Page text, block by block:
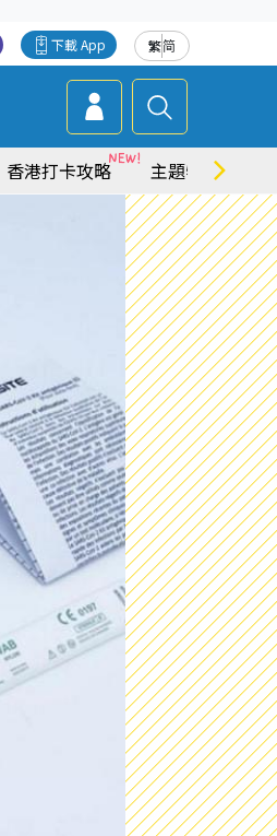
繁简
下載 App
香港打卡攻略 主題特集